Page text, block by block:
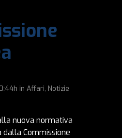
in Affari, Notizie
nuova normativa
dalla Commissione